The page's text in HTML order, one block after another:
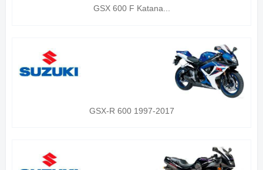
GSX 600 F Katana...
GSX-R 600 1997-2017